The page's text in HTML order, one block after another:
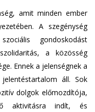
amit minden ember
A szegénység
gondoskodást
a közösség
Ennek a jelenségnek a
áll. Sok
dolgok előmozdítója,
aktivitásra indít, és